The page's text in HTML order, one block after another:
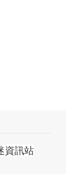
資訊站